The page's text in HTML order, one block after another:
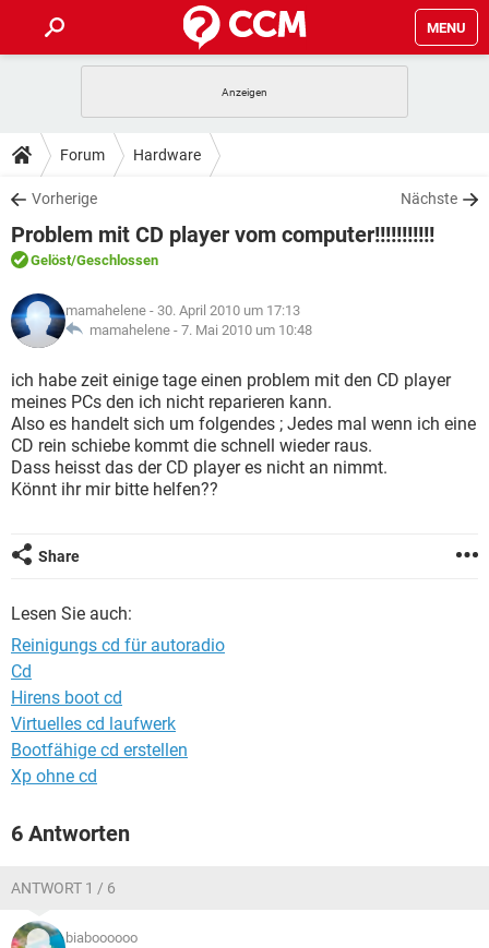
MENU
ANDROID
WINDOWS 10
WHATSAPP TIKTOK
FACEBOOK
TIPPS & TRICKS
SPIELE
WINDOWS 10
WHATSAPP
FACEBOOK HARDWARE
DOWNLOADS
SPIELE STREAMING
ANDROID
WINDOWS 10 INSTAGRAM
WHATSAPP
FACEBOOK HARDWARE
FORUM
SPIELE
ANDROID IOS
WHATSAPP TIKTOK
FACEBOOK HARDWARE
LEXIKON
SPIELE
ANDROID IOS
WINDOWS 10 INSTAGRAM
WHATSAPP TIKTOK
FACEBOOK
Forum Hardware
Vorherige Nächste
Problem mit CD player vom computer!!!!!!!!!!!
Gelöst/Geschlossen
mamahelene - 30. April 2010 um 17:13
mamahelene - 7. Mai 2010 um 10:48
ich habe zeit einige tage einen problem mit den CD player
meines PCs den ich nicht reparieren kann.
Also es handelt sich um folgendes ; Jedes mal wenn ich eine
CD rein schiebe kommt die schnell wieder raus.
Dass heisst das der CD player es nicht an nimmt.
Könnt ihr mir bitte helfen??
Share
Lesen Sie auch:
Reinigungs cd für autoradio
Cd
Hirens boot cd
Virtuelles cd laufwerk
Bootfähige cd erstellen
Xp ohne cd
6 Antworten
ANTWORT 1 / 6
biaboooooo